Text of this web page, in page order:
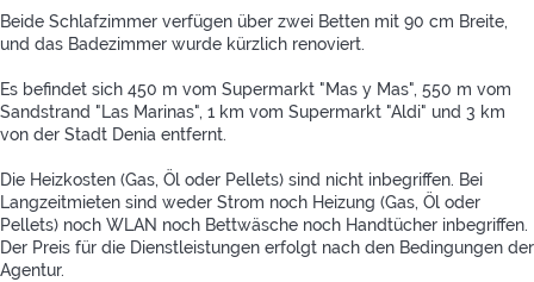
Beide Schlafzimmer verfügen über zwei Betten mit 90 cm Breite,
und das Badezimmer wurde kürzlich renoviert.
Es befindet sich 450 m vom Supermarkt "Mas y Mas", 550 m vom
Sandstrand "Las Marinas", 1 km vom Supermarkt "Aldi" und 3 km
von der Stadt Denia entfernt.
Die Heizkosten (Gas, Öl oder Pellets) sind nicht inbegriffen. Bei
Langzeitmieten sind weder Strom noch Heizung (Gas, Öl oder
Pellets) noch WLAN noch Bettwäsche noch Handtücher inbegriffen.
Der Preis für die Dienstleistungen erfolgt nach den Bedingungen der
Agentur.